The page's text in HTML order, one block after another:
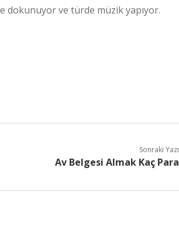
dokunuyor ve türde müzik yapıyor.
Sonraki Yazı
Av Belgesi Almak Kaç Para